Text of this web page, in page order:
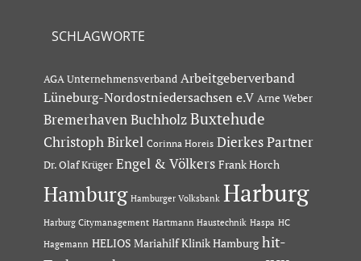
SCHLAGWORTE
AGA Unternehmensverband Arbeitgeberverband
Lüneburg-Nordostniedersachsen e.V Arne Weber
Bremerhaven Buchholz Buxtehude
Christoph Birkel Corinna Horeis Dierkes Partner
Dr. Olaf Krüger Engel & Völkers Frank Horch
Hamburg Hamburger Volksbank Harburg
Harburg Citymanagement Hartmann Haustechnik Haspa HC
Hagemann HELIOS Mariahilf Klinik Hamburg hit-